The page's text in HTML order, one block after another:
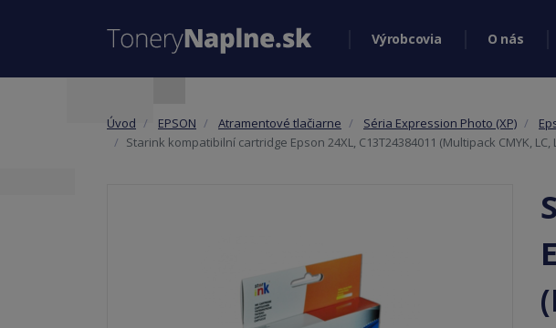
Výrobcovia O nás
Úvod EPSON Atramentové tlačiarne Séria Expression Photo (XP)
Starink kompatibilní cartridge Epson 24XL, C13T24384011 (Multipack CMYK, LC,